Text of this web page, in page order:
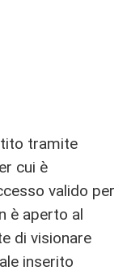
tramite
cui è
valido per
è aperto al
di visionare
inserito